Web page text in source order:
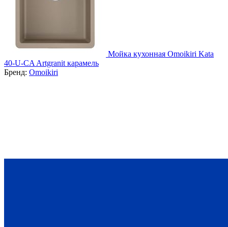
Мойка кухонная Omoikiri Kata
40-U-CA Artgranit карамель
Бренд: Omoikiri